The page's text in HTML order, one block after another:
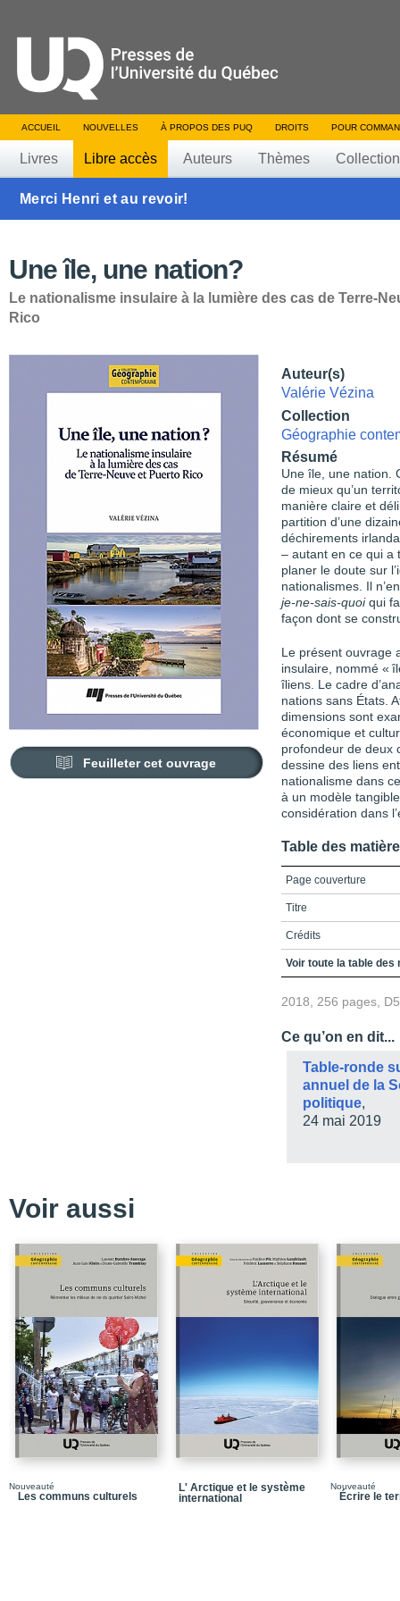
ACCUEIL NOUVELLES À PROPOS DES PUQ DROITS POUR
Livres Libre accès Auteurs Thèmes
Merci Henri et au revoir!
Une île, une nation?
Le nationalisme insulaire à la lumière des cas de Terre-
Rico
Feuilleter cet ouvrage
Auteur(s)
Valérie Vézina
Collection
Géographie
Résumé
Une île, une nation.
de mieux qu’un
manière claire et
partition d’une
déchirements
– autant en ce qui a
planer le doute sur
nationalismes. Il
je-ne-sais-quoi qui
façon dont se
Le présent ouvrage
insulaire, nommé «
îliens. Le cadre
nations sans États.
dimensions sont
économique et
profondeur de deux
dessine des liens
nationalisme dans
à un modèle
considération dans
Table des
Page couverture
Titre
Crédits
Dédicace
Table des matières
Liste des figures
Liste des tableaux
Liste des abréviations
Conclusion
Chapitre 3 - La
Conclusion
Chapitre 5 - La
nation par les
Bibliographie
Voir toute la table des
2018, 256 pages,
Ce qu’on en dit...
Table-ronde
annuel de la
politique,
24 mai 2019
Voir aussi
Nouveauté
Les communs culturels
L' Arctique et le système
international
Nouveauté
Écrire le